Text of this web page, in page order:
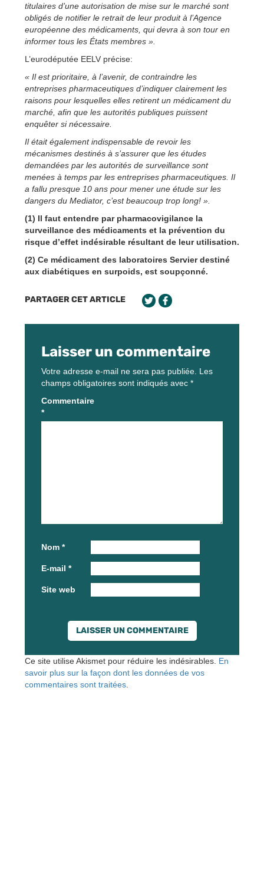
titulaires d’une autorisation de mise sur le marché sont
obligés de notifier le retrait de leur produit à l’Agence
européenne des médicaments, qui devra à son tour en
informer tous les États membres ».
L’eurodéputée EELV précise:
« Il est prioritaire, à l’avenir, de contraindre les
entreprises pharmaceutiques d’indiquer clairement les
raisons pour lesquelles elles retirent un médicament du
marché, afin que les autorités publiques puissent
enquêter si nécessaire.
Il était également indispensable de revoir les
mécanismes destinés à s’assurer que les études
demandées par les autorités de surveillance sont
menées à temps par les entreprises pharmaceutiques. Il
a fallu presque 10 ans pour mener une étude sur les
dangers du Mediator, c’est beaucoup trop long! ».
(1) Il faut entendre par pharmacovigilance la
surveillance des médicaments et la prévention du
risque d’effet indésirable résultant de leur utilisation.
(2) Ce médicament des laboratoires Servier destiné
aux diabétiques en surpoids, est soupçonné.
PARTAGER CET ARTICLE
Laisser un commentaire
Votre adresse e-mail ne sera pas publiée. Les
champs obligatoires sont indiqués avec *
Commentaire
*
Nom *
E-mail *
Site web
Ce site utilise Akismet pour réduire les indésirables. En
savoir plus sur la façon dont les données de vos
commentaires sont traitées.